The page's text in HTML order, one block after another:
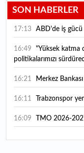
SON HABERLER
17:13 ABD'de iş gücü
16:49
politikalarımızı
16:21 Merkez
16:11 Trabzonspor
16:09 TMO 2026-2027